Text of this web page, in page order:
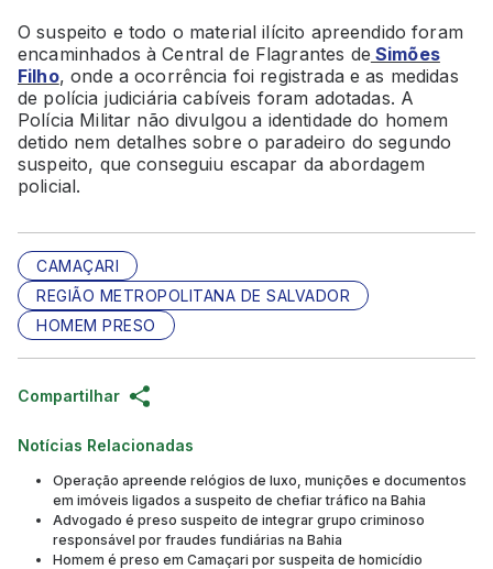
O suspeito e todo o material ilícito apreendido foram
encaminhados à Central de Flagrantes de Simões
Filho, onde a ocorrência foi registrada e as medidas
de polícia judiciária cabíveis foram adotadas. A
Polícia Militar não divulgou a identidade do homem
detido nem detalhes sobre o paradeiro do segundo
suspeito, que conseguiu escapar da abordagem
policial.
CAMAÇARI
REGIÃO METROPOLITANA DE SALVADOR
HOMEM PRESO
Compartilhar
Notícias Relacionadas
Operação apreende relógios de luxo, munições e documentos
em imóveis ligados a suspeito de chefiar tráfico na Bahia
Advogado é preso suspeito de integrar grupo criminoso
responsável por fraudes fundiárias na Bahia
Homem é preso em Camaçari por suspeita de homicídio